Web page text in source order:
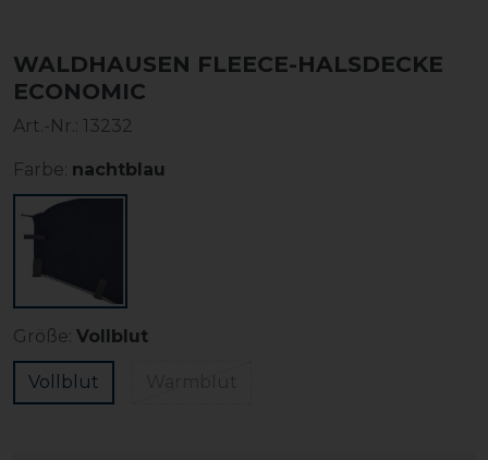
WALDHAUSEN FLEECE-HALSDECKE
ECONOMIC
Art.-Nr.: 13232
Farbe: nachtblau
Größe: Vollblut
Vollblut